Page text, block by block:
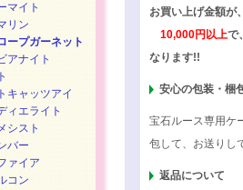
お買い上げ金額が
10,000円以上で
なります!!
安心の包装・梱
宝石ルース専用ケ
包して、お送りし
返品について
マイト
リン
ープガーネット
アナイト
キャッツアイ
ィエライト
シスト
バー
ァイア
コン